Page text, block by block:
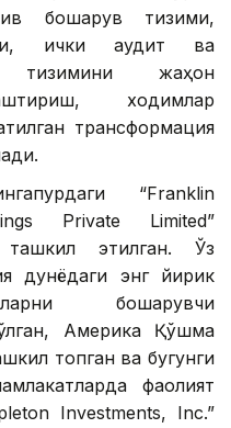
бошқарув тизими,
ички аудит ва
тизимини жаҳон
ходимлар
трансформация
“Franklin
Private Limited”
этилган. Ўз
дунёдаги энг йирик
бошқарувчи
Америка Қўшма
топган ва бугунги
фаолият
Investments, Inc.”